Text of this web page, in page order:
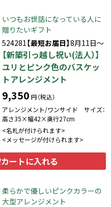
いつもお世話になっている人に
贈りたいギフト
524281【最短お届日】8月11日～
【新築引っ越し祝い(法人）】
ユリとピンク色のバスケッ
トアレンジメント
9,350 円（税込）
アレンジメント/ワンサイド サイズ：
高さ35×幅42×奥行27cm
<名札が付けられます>
<メッセージが付けられます>
カートに入れる
柔らかで優しいピンクカラーの
大型アレンジメント